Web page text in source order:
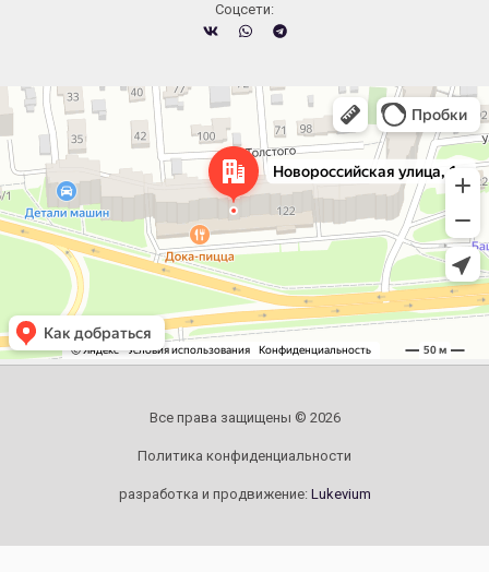
Cоцсети:
Челябинск
Новороссийская улица, 122 — Яндекс.Карты
Все права защищены © 2026
Политика конфиденциальности
разработка и продвижение: Lukevium